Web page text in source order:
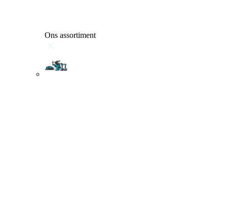
Ons assortiment